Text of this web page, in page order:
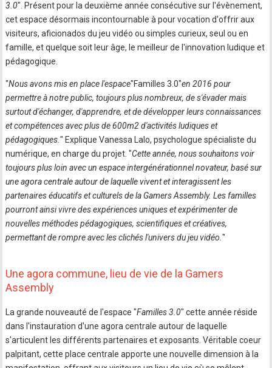
3.0". Présent pour la deuxième année consécutive sur l'évènement,
cet espace désormais incontournable à pour vocation d'offrir aux
visiteurs, aficionados du jeu vidéo ou simples curieux, seul ou en
famille, et quelque soit leur âge, le meilleur de l'innovation ludique et
pédagogique.​
"Nous avons mis en place l'espace"Familles 3.0"en 2016 pour
permettre à notre public, toujours plus nombreux, de s'évader mais
surtout d'échanger, d'apprendre, et de développer leurs connaissances
et compétences avec plus de 600m2 d'activités ludiques et
pédagogiques." Explique Vanessa Lalo, psychologue spécialiste du
numérique, en charge du projet. "Cette année, nous souhaitons voir
toujours plus loin avec un espace intergénérationnel novateur, basé sur
une agora centrale autour de laquelle vivent et interagissent les
partenaires éducatifs et culturels de la Gamers Assembly. Les familles
pourront ainsi vivre des expériences uniques et expérimenter de
nouvelles méthodes pédagogiques, scientifiques et créatives,
permettant de rompre avec les clichés l'univers du jeu vidéo."
Une agora commune, lieu de vie de la Gamers
Assembly
La grande nouveauté de l'espace "Familles 3.0" cette année réside
dans l'instauration d'une agora centrale autour de laquelle
s'articulent les différents partenaires et exposants. Véritable coeur
palpitant, cette place centrale apporte une nouvelle dimension à la